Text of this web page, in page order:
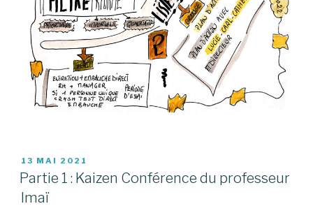
PUBLIÉ
LE
13 MAI 2021
Partie 1 : Kaizen Conférence du professeur
Imaï